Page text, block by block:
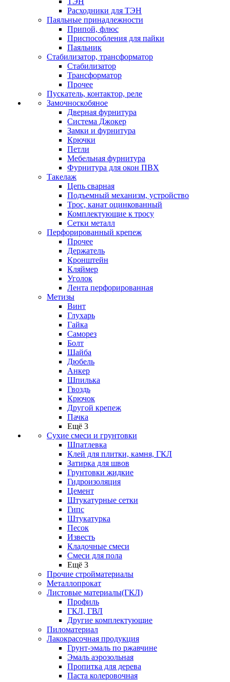
Расходники для ТЭН
Паяльные принадлежности
Припой, флюс
Приспособления для пайки
Паяльник
Стабилизатор, трансформатор
Стабилизатор
Трансформатор
Прочее
Пускатель, контактор, реле
Замочноскобяное
Дверная фурнитура
Система Джокер
Замки и фурнитура
Крючки
Петли
Мебельная фурнитура
Фурнитура для окон ПВХ
Такелаж
Цепь сварная
Подъемный механизм, устройство
Трос, канат оцинкованный
Комплектующие к тросу
Сетки металл
Перфорированный крепеж
Прочее
Держатель
Кронштейн
Кляймер
Уголок
Лента перфорированная
Метизы
Винт
Глухарь
Гайка
Саморез
Болт
Шайба
Дюбель
Анкер
Шпилька
Гвоздь
Крючок
Другой крепеж
Пачка
Ещё 3
Сухие смеси и грунтовки
Шпатлевка
Клей для плитки, камня, ГКЛ
Затирка для швов
Грунтовки жидкие
Гидроизоляция
Цемент
Штукатурные сетки
Гипс
Штукатурка
Песок
Известь
Кладочные смеси
Смеси для пола
Ещё 3
Прочие стройматериалы
Металлопрокат
Листовые материалы(ГКЛ)
Профиль
ГКЛ, ГВЛ
Другие комплектующие
Пиломатериал
Лакокрасочная продукция
Грунт-эмаль по ржавчине
Эмаль аэрозольная
Пропитка для дерева
Паста колеровочная